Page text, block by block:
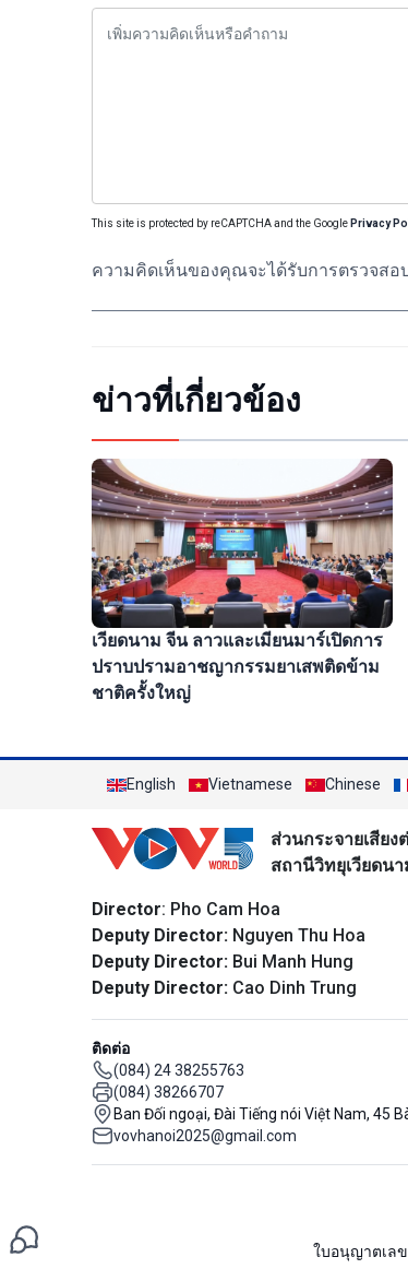
This site is protected by reCAPTCHA and the Google Privacy
ความคิดเห็นของคุณจะได้รับการตรวจสอ
ข่าวที่เกี่ยวข้อง
เวียดนาม จีน ลาวและเมียนมาร์เปิดการ
ปราบปรามอาชญากรรมยาเสพติดข้าม
ชาติครั้งใหญ่
English Vietnamese Chinese
ส่วนกระจายเสียง
สถานีวิทยุเวียดนา
Director: Pho Cam Hoa
Deputy Director: Nguyen Thu Hoa
Deputy Director: Bui Manh Hung
Deputy Director: Cao Dinh Trung
ติดต่อ
(084) 24 38255763
(084) 38266707
Ban Đối ngoại, Đài Tiếng nói Việt Nam, 45
vovhanoi2025@gmail.com
ใบอนุญาตเลข